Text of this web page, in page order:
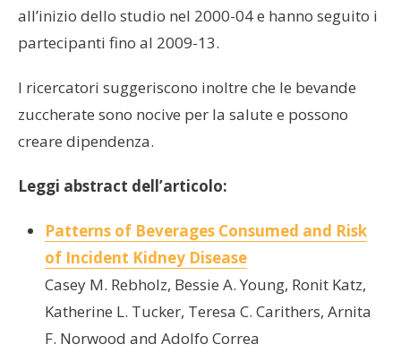
all’inizio dello studio nel 2000-04 e hanno seguito i
partecipanti fino al 2009-13.
I ricercatori suggeriscono inoltre che le bevande
zuccherate sono nocive per la salute e possono
creare dipendenza.
Leggi abstract dell’articolo:
Patterns of Beverages Consumed and Risk
of Incident Kidney Disease
Casey M. Rebholz, Bessie A. Young, Ronit Katz,
Katherine L. Tucker, Teresa C. Carithers, Arnita
F. Norwood and Adolfo Correa